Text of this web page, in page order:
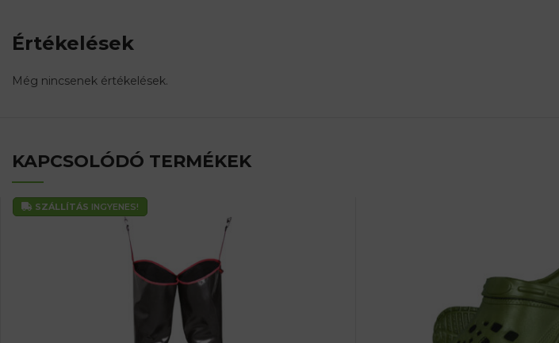
Értékelések
Még nincsenek értékelések.
KAPCSOLÓDÓ TERMÉKEK
SZÁLLÍTÁS INGYENES!